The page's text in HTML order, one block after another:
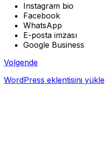
Instagram bio
Facebook
WhatsApp
E-posta imzası
Google Business
Volgende
WordPress eklentisini yükle